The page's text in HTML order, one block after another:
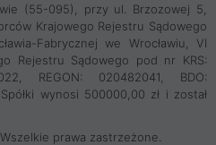
(55-095), przy ul. Brzozowej 5,
Krajowego Rejestru Sądowego
Fabrycznej we Wrocławiu, VI
Rejestru Sądowego pod nr KRS:
REGON: 020482041, BDO:
wynosi 500000,00 zł i został
prawa zastrzeżone.